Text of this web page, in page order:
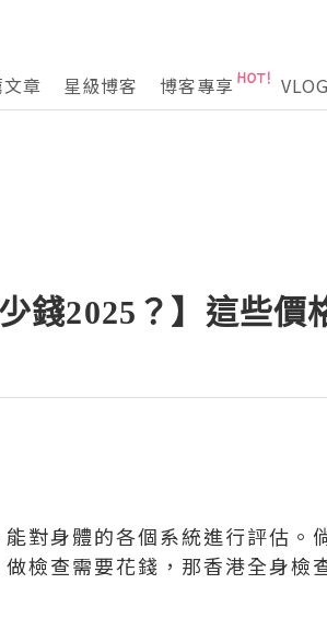
章 星級博客 博客專享 VLOG
錢2025？】這些價
對身體的各個系統進行評估。
檢查需要花錢，那香港全身檢